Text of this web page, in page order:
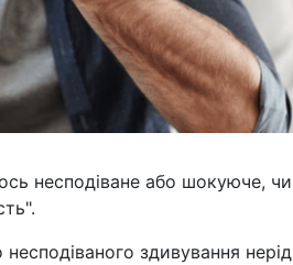
несподіване або шокуюче,
несподіваного здивування